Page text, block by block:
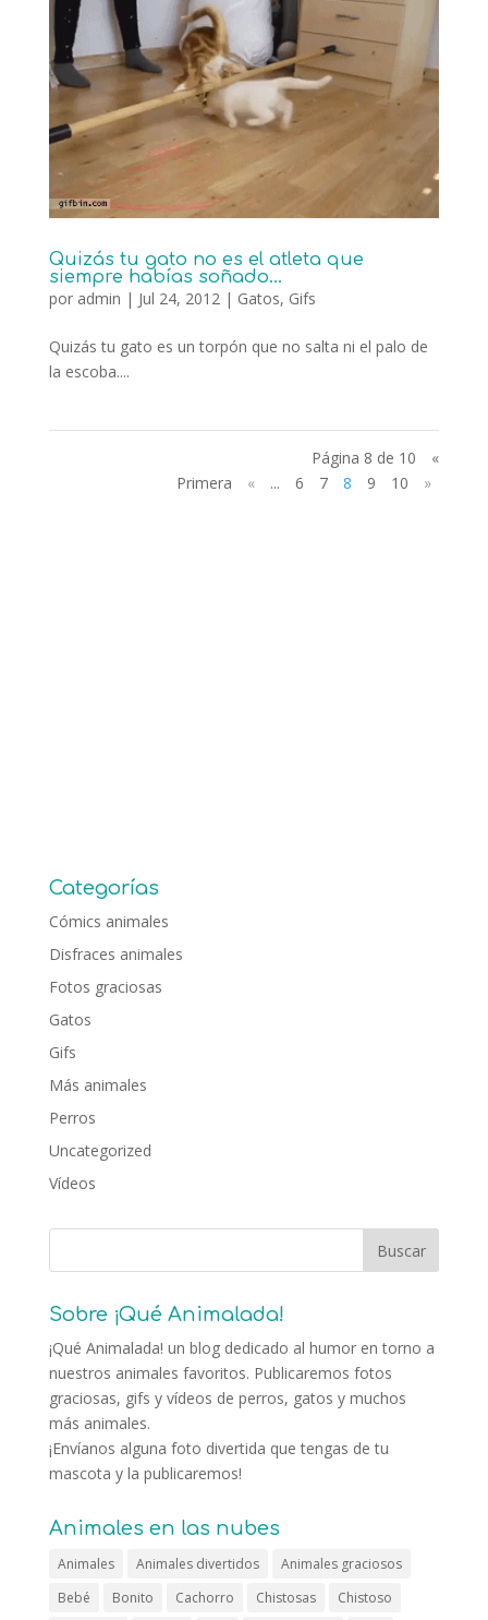
Quizás tu gato no es el atleta que
siempre habías soñado…
por admin | Jul 24, 2012 | Gatos, Gifs
Quizás tu gato es un torpón que no salta ni el palo de
la escoba....
Página 8 de 10
«
Primera
« ... 6 7 8 9 10 »
Categorías
Cómics animales
Disfraces animales
Fotos graciosas
Gatos
Gifs
Más animales
Perros
Uncategorized
Vídeos
Sobre ¡Qué Animalada!
¡Qué Animalada! un blog dedicado al humor en torno a
nuestros animales favoritos. Publicaremos fotos
graciosas, gifs y vídeos de perros, gatos y muchos
más animales.
¡Envíanos alguna foto divertida que tengas de tu
mascota y la publicaremos!
Animales en las nubes
Animales Animales divertidos
Animales graciosos
Bebé
Bonito Cachorro Chistosas
Chistoso